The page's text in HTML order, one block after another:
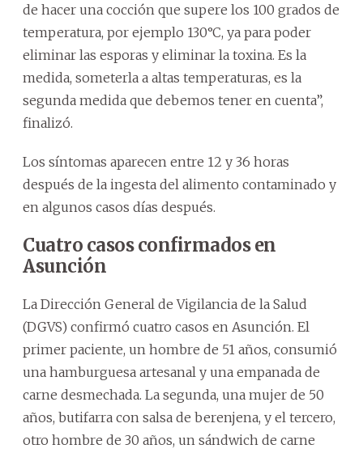
de hacer una cocción que supere los 100 grados de
temperatura, por ejemplo 130°C, ya para poder
eliminar las esporas y eliminar la toxina. Es la
medida, someterla a altas temperaturas, es la
segunda medida que debemos tener en cuenta”,
finalizó.
Los síntomas aparecen entre 12 y 36 horas
después de la ingesta del alimento contaminado y
en algunos casos días después.
Cuatro casos confirmados en
Asunción
La Dirección General de Vigilancia de la Salud
(DGVS) confirmó cuatro casos en Asunción. El
primer paciente, un hombre de 51 años, consumió
una hamburguesa artesanal y una empanada de
carne desmechada. La segunda, una mujer de 50
años, butifarra con salsa de berenjena, y el tercero,
otro hombre de 30 años, un sándwich de carne